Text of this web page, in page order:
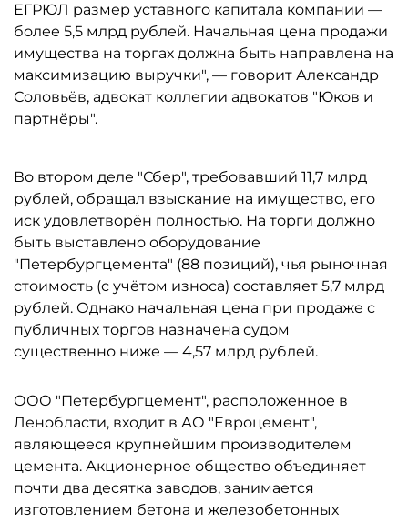
ЕГРЮЛ размер уставного капитала компании —
более 5,5 млрд рублей. Начальная цена продажи
имущества на торгах должна быть направлена на
максимизацию выручки", — говорит Александр
Соловьёв, адвокат коллегии адвокатов "Юков и
партнёры".
Во втором деле "Сбер", требовавший 11,7 млрд
рублей, обращал взыскание на имущество, его
иск удовлетворён полностью. На торги должно
быть выставлено оборудование
"Петербургцемента" (88 позиций), чья рыночная
стоимость (с учётом износа) составляет 5,7 млрд
рублей. Однако начальная цена при продаже с
публичных торгов назначена судом
существенно ниже — 4,57 млрд рублей.
ООО "Петербургцемент", расположенное в
Ленобласти, входит в АО "Евроцемент",
являющееся крупнейшим производителем
цемента. Акционерное общество объединяет
почти два десятка заводов, занимается
изготовлением бетона и железобетонных